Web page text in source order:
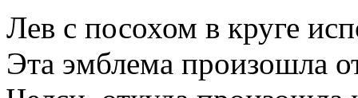
Лев с посохом в круге
Эта эмблема произошла